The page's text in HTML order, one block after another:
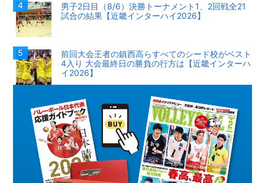
男子2日目（8/6）決勝トーナメント1、2回戦全21
試合の結果【近畿インターハイ2026】
前回大会王者の鎮西高らすべてのシード校がベスト
4入り 大会最終日の勝負の行方は【近畿インターハ
イ2026】